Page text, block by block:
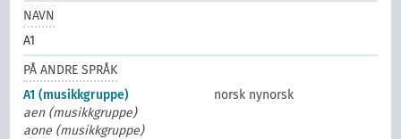
NAVN
A1
PÅ ANDRE SPRÅK
A1 (musikkgruppe)
norsk nynorsk
aen (musikkgruppe)
aone (musikkgruppe)